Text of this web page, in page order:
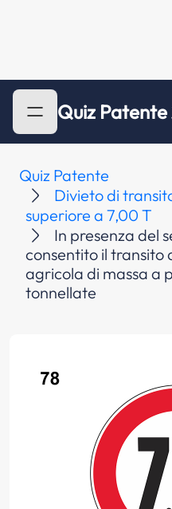
Quiz
Quiz Patente
Divieto di
superiore a 7,00 T
In presenza del
consentito il transito
agricola di massa a
tonnellate